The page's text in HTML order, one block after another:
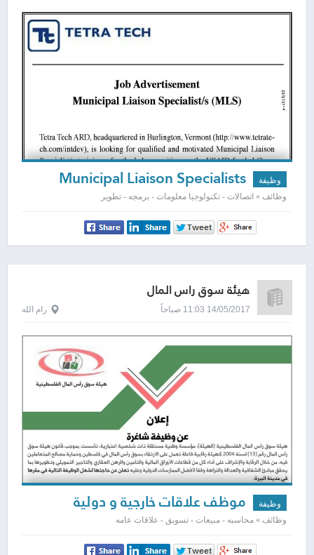
وظيفة
وظائف » اتصالات - تكنولوجيا معلومات - برمجه - تطوير
هيئة سوق رأس المال
14/05/2017 11:03 صباحاً رام الله
وظيفة موظف علاقات خارجية و دولية
وظائف » محاسبه - مبيعات - تسويق - علاقات عامه